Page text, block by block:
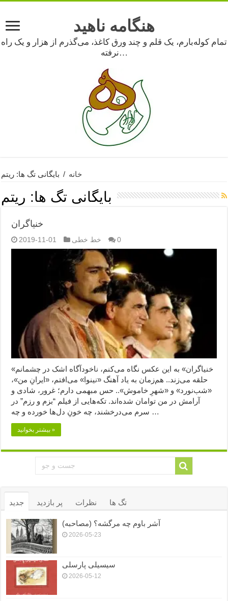
هنگامه ناهید
تمام کوله‌بارم، یک قلم و چند ورق کاغذ، می‌گذرم از هزار و یک راه
نرفته…
خانه / بایگانی تگ ها: ریتم
بایگانی تگ ها: ریتم
خنیاگران
2019-11-01 خط خطی 0
«خنیاگران» به این عکس نگاه می‌کنم، ناخودآگاه اشک در چشمانم
حلقه می‌زند.. هم‌زمان به یاد آهنگ «نینوا» می‌افتم، «ایرانِ من»،
«شب‌نورد» و «شهرِ خاموش».. حس مبهمی دارم؛ غرور، شادی و
آرامش در من توامان شده‌اند. تکه‌هایی از فیلم “بزم و رزم” در
سرم می‌درخشند، چه خون‌ِ دل‌ها خورده و چه …
بیشتر بخوانید »
جدید پر بازدید نظرات تگ ها
آشر باوم چه مرگشه؟ (مصاحبه)
2026-05-23
سیسیلی پارسلی
2026-05-12